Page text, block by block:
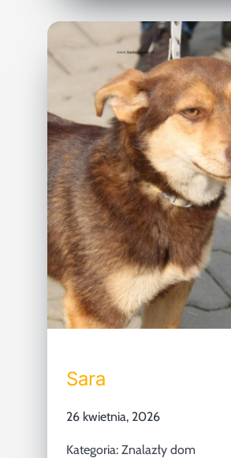
Sara
26 kwietnia, 2026
Kategoria: Znalazły dom